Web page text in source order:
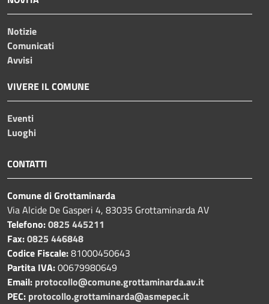
Notizie
Comunicati
Avvisi
VIVERE IL COMUNE
Eventi
Luoghi
CONTATTI
Comune di Grottaminarda
Via Alcide De Gasperi 4, 83035 Grottaminarda AV
Telefono:0825 445211
Fax:0825 446848
Codice Fiscale:81000450643
Partita IVA:00679980649
Email: protocollo@comune.grottaminarda.av.it
PEC: protocollo.grottaminarda@asmepec.it